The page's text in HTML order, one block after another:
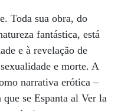
Toda sua obra, do
fantástica, está
e à revelação de
e morte. A
narrativa erótica –
se Espanta al Ver la